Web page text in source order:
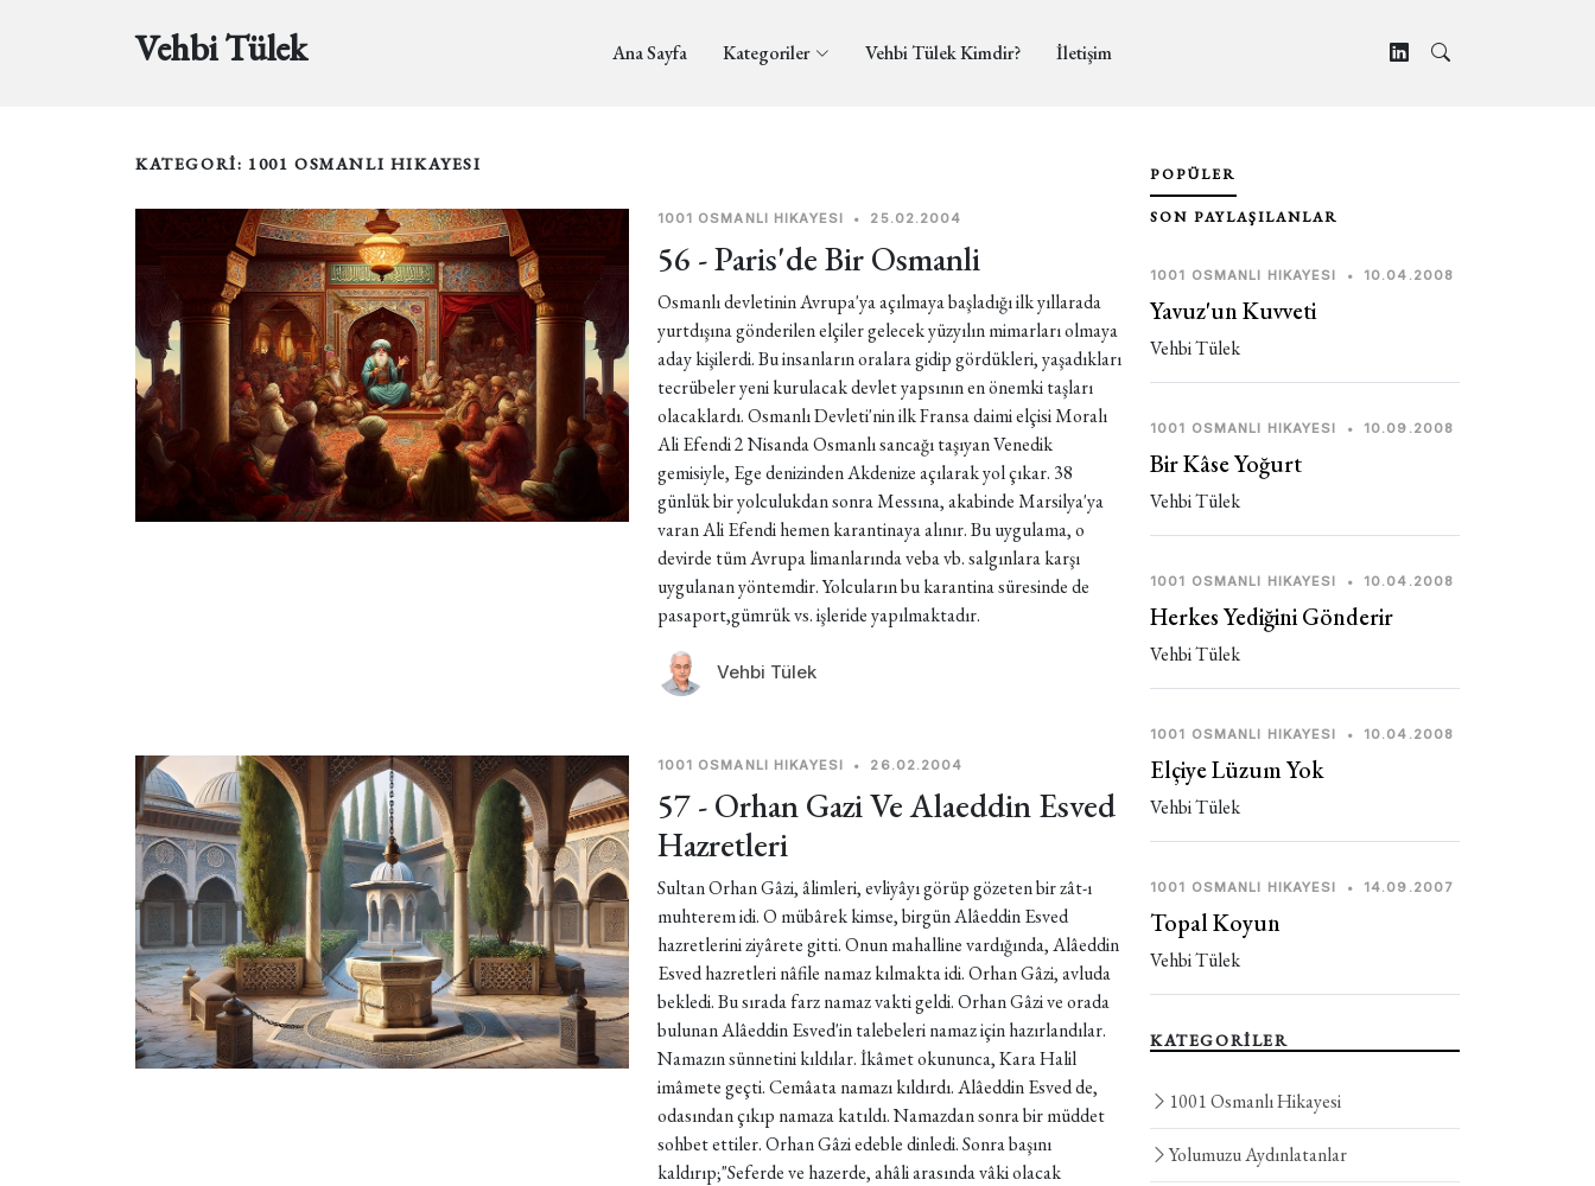
Vehbi Tülek Ana Sayfa Kategoriler Vehbi Tülek Kimdir? İletişim
KATEGORİ: 1001 OSMANLI HIKAYESI
1001 OSMANLI HIKAYESI • 25.02.2004
56 - Paris'de Bir Osmanli
Osmanlı devletinin Avrupa'ya açılmaya başladığı ilk yıllarada
yurtdışına gönderilen elçiler gelecek yüzyılın mimarları olmaya
aday kişilerdi. Bu insanların oralara gidip gördükleri, yaşadıkları
tecrübeler yeni kurulacak devlet yapsının en önemki taşları
olacaklardı. Osmanlı Devleti'nin ilk Fransa daimi elçisi Moralı
Ali Efendi 2 Nisanda Osmanlı sancağı taşıyan Venedik
gemisiyle, Ege denizinden Akdenize açılarak yol çıkar. 38
günlük bir yolculukdan sonra Messına, akabinde Marsilya'ya
varan Ali Efendi hemen karantinaya alınır. Bu uygulama, o
devirde tüm Avrupa limanlarında veba vb. salgınlara karşı
uygulanan yöntemdir. Yolcuların bu karantina süresinde de
pasaport,gümrük vs. işleride yapılmaktadır.
Vehbi Tülek
1001 OSMANLI HIKAYESI • 26.02.2004
57 - Orhan Gazi Ve Alaeddin Esved
Hazretleri
Sultan Orhan Gâzi, âlimleri, evliyâyı görüp gözeten bir zât-ı
muhterem idi. O mübârek kimse, birgün Alâeddin Esved
hazretlerini ziyârete gitti. Onun mahalline vardığında, Alâeddin
Esved hazretleri nâfile namaz kılmakta idi. Orhan Gâzi, avluda
bekledi. Bu sırada farz namaz vakti geldi. Orhan Gâzi ve orada
bulunan Alâeddin Esved'in talebeleri namaz için hazırlandılar.
Namazın sünnetini kıldılar. İkâmet okununca, Kara Halil
imâmete geçti. Cemâata namazı kıldırdı. Alâeddin Esved de,
odasından çıkıp namaza katıldı. Namazdan sonra bir müddet
sohbet ettiler. Orhan Gâzi edeble dinledi. Sonra başını
kaldırıp;"Seferde ve hazerde, ahâli arasında vâki olacak
POPÜLER
SON PAYLAŞILANLAR
1001 OSMANLI HIKAYESI • 10.04.2008
Yavuz'un Kuvveti
Vehbi Tülek
1001 OSMANLI HIKAYESI • 10.09.2008
Bir Kâse Yoğurt
Vehbi Tülek
1001 OSMANLI HIKAYESI • 10.04.2008
Herkes Yediğini Gönderir
Vehbi Tülek
1001 OSMANLI HIKAYESI • 10.04.2008
Elçiye Lüzum Yok
Vehbi Tülek
1001 OSMANLI HIKAYESI • 14.09.2007
Topal Koyun
Vehbi Tülek
KATEGORİLER
1001 Osmanlı Hikayesi
Yolumuzu Aydınlatanlar